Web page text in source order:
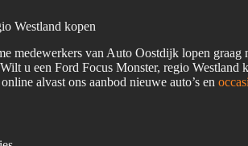
Westland kopen
medewerkers van Auto Oostdijk lopen graag
u een Ford Focus Monster, regio Westland
alvast ons aanbod nieuwe auto’s en